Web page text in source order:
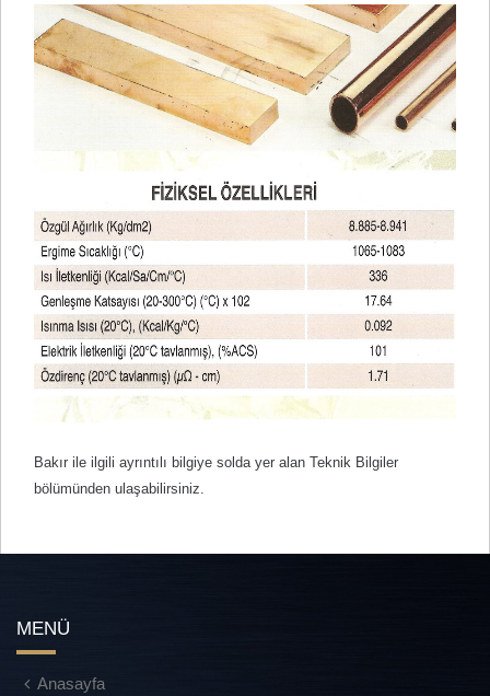
Bakır ile ilgili ayrıntılı bilgiye solda yer alan Teknik Bilgiler
bölümünden ulaşabilirsiniz.
MENÜ
Anasayfa